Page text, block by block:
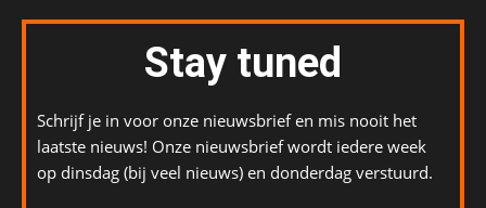
Stay tuned
Schrijf je in voor onze nieuwsbrief en mis nooit het
laatste nieuws! Onze nieuwsbrief wordt iedere week
op dinsdag (bij veel nieuws) en donderdag verstuurd.